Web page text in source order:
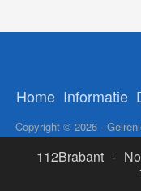
Home Informatie
Copyright © 2026 -
112Brabant -